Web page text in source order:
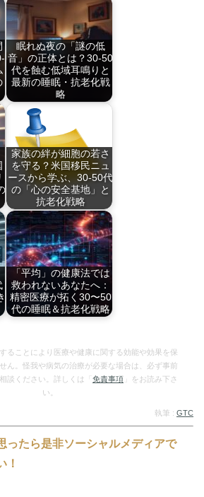
眠れぬ夜の「謎の低
音」の正体とは？30-50
代を蝕む低域耳鳴りと
最新の睡眠・抗老化戦
略
世界で報告される謎
の…
家族の絆が細胞の若さ
を守る？米国移民ニュ
ースから学ぶ、30-50代
の「心の安全基地」と
抗老化戦略
現代社会の荒波から
健…
「平均」の健康法では
救われないあなたへ：
精密医療が拓く30〜50
代の睡眠＆抗老化戦略
ることにより医療や健康に関する効能や効果を保
ん。怪我や病気の治療が必要な場合は、必ず事前
談ください。詳しくは「 免責事項 」をお読み下さ
い。
執筆 : GTC
たら是非ソーシャルメディアで
！